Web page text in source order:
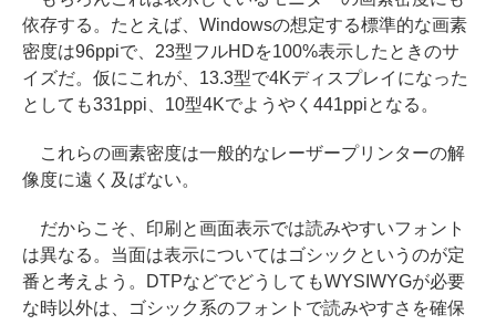
依存する。たとえば、Windowsの想定する標準的な画素
密度は96ppiで、23型フルHDを100%表示したときのサ
イズだ。仮にこれが、13.3型で4Kディスプレイになった
としても331ppi、10型4Kでようやく441ppiとなる。
これらの画素密度は一般的なレーザープリンターの解
像度に遠く及ばない。
だからこそ、印刷と画面表示では読みやすいフォント
は異なる。当面は表示についてはゴシックというのが定
番と考えよう。DTPなどでどうしてもWYSIWYGが必要
な時以外は、ゴシック系のフォントで読みやすさを確保